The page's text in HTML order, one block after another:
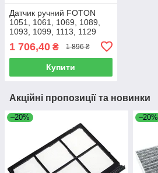
Датчик ручний FOTON
1051, 1061, 1069, 1089,
1093, 1099, 1113, 1129
1B24237300026
1 706,40 ₴ 1 896 ₴
Купити
Акційні пропозиції та новинки
–20% –20%